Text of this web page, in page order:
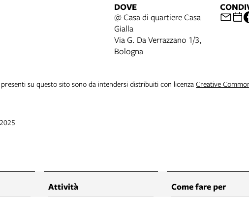
DOVE
@ Casa di quartiere Casa
Gialla
Via G. Da Verrazzano 1/3,
Bologna
su questo sito sono da intendersi distribuiti con licenza Creative
Attività Come fare per